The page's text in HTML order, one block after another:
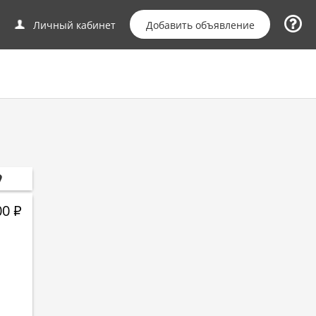
Личный кабинет Добавить объявление
Р